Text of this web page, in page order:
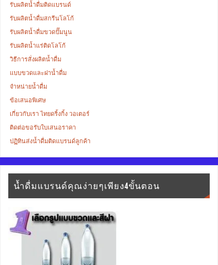
รับผลิตน้ำดื่มติดแบรนด์
รับผลิตน้ำดื่มสกรีนโลโก้
รับผลิตน้ำดื่มขวดปั๊มนูน
รับผลิตน้ำแร่ติดโลโก้
วิธีการสั่งผลิตน้ำดื่ม
แบบขวดและฝาน้ำดื่ม
จำหน่ายน้ำดื่ม
ข้อเสนอพิเศษ
เกี่ยวกับเรา ไทยดริ้งกิ้ง วอเตอร์
ติดต่อขอรับใบเสนอราคา
ปฏิทินส่งน้ำดื่มติดแบรนด์ลูกค้า
น้ำดื่มแบรนด์คุณง่ายๆเพียง4ขั้นตอน